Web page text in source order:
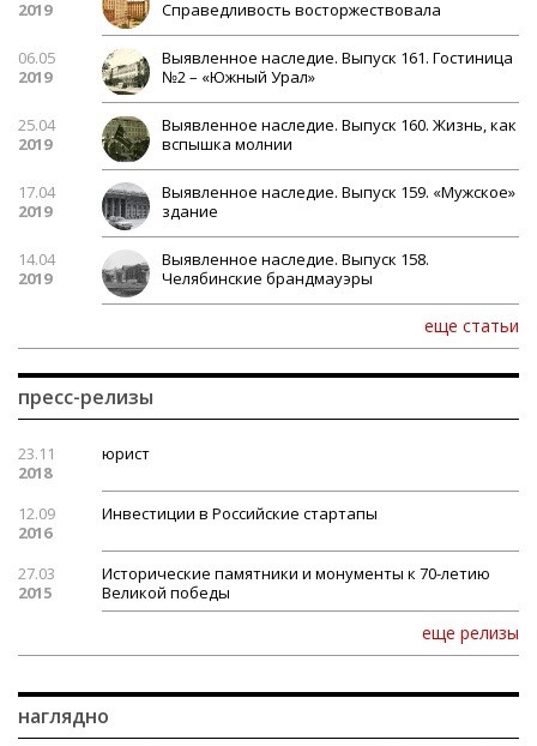
2019
Справедливость восторжествовала
06.05
2019
Выявленное наследие. Выпуск 161. Гостиница
№2 – «Южный Урал»
25.04
2019
Выявленное наследие. Выпуск 160. Жизнь, как
вспышка молнии
17.04
2019
Выявленное наследие. Выпуск 159. «Мужское»
здание
14.04
2019
Выявленное наследие. Выпуск 158.
Челябинские брандмауэры
еще статьи
пресс-релизы
23.11
2018
юрист
12.09
2016
Инвестиции в Российские стартапы
27.03
2015
Исторические памятники и монументы к 70-летию
Великой победы
еще релизы
наглядно